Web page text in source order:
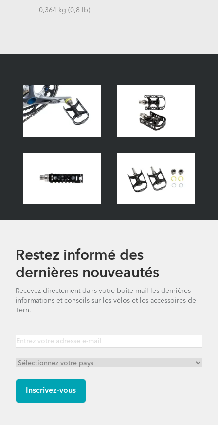
0,364 kg (0,8 lb)
Restez informé des
dernières nouveautés
Recevez directement dans votre boîte mail les dernières
informations et conseils sur les vélos et les accessoires de
Tern.